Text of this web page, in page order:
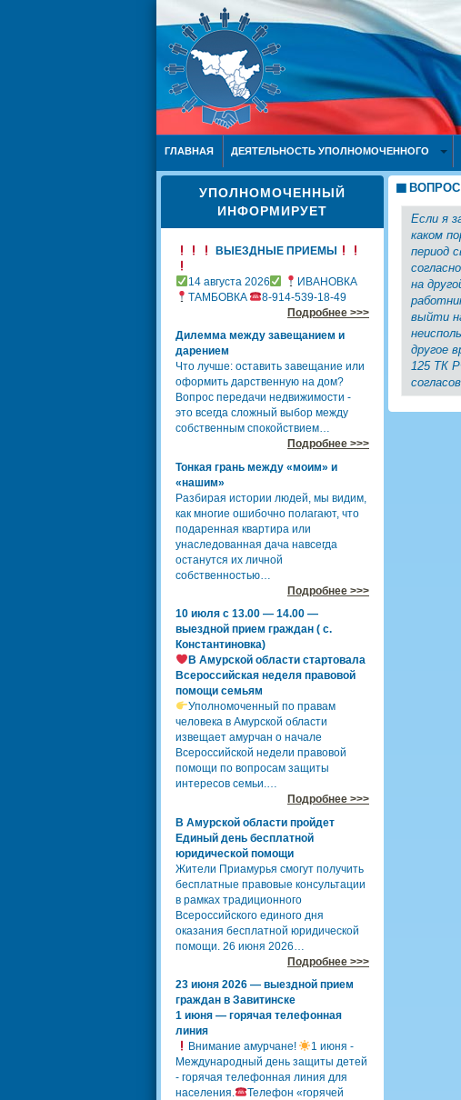
ГЛАВНАЯ ДЕЯТЕЛЬНОСТЬ УПОЛНОМОЧЕННОГО
УПОЛНОМОЧЕННЫЙ
ИНФОРМИРУЕТ
ВЫЕЗДНЫЕ ПРИЕМЫ
14 августа 2026
ИВАНОВКА
ТАМБОВКА
8-914-539-18-49
Подробнее >>>
Дилемма между завещанием и
дарением
Что лучше: оставить завещание или
оформить дарственную на дом?
Вопрос передачи недвижимости -
это всегда сложный выбор между
собственным спокойствием…
Подробнее >>>
Тонкая грань между «моим» и
«нашим»
Разбирая истории людей, мы видим,
как многие ошибочно полагают, что
подаренная квартира или
унаследованная дача навсегда
останутся их личной
собственностью…
Подробнее >>>
10 июля с 13.00 — 14.00 —
выездной прием граждан ( с.
Константиновка)
В Амурской области стартовала
Всероссийская неделя правовой
помощи семьям
Уполномоченный по правам
человека в Амурской области
извещает амурчан о начале
Всероссийской недели правовой
помощи по вопросам защиты
интересов семьи.…
Подробнее >>>
В Амурской области пройдет
Единый день бесплатной
юридической помощи
Жители Приамурья смогут получить
бесплатные правовые консультации
в рамках традиционного
Всероссийского единого дня
оказания бесплатной юридической
помощи. 26 июня 2026…
Подробнее >>>
23 июня 2026 — выездной прием
граждан в Завитинске
1 июня — горячая телефонная
линия
Внимание амурчане!
1 июня -
Международный день защиты детей
- горячая телефонная линия для
населения.
Телефон «горячей
Если я
каком
период
на
выйти
другое
125 ТК